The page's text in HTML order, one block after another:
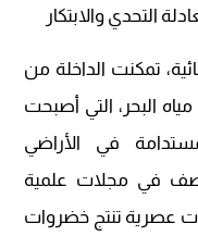
تمكنت الداخلة من
البحر، التي أصبحت
في الأراضي
في مجلات علمية
عصرية تنتج خضروات